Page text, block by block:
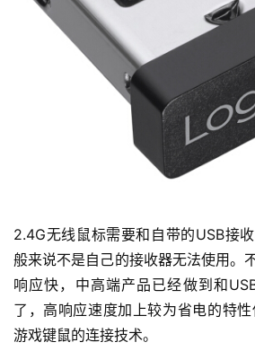
投
2.4G无线鼠标需要和自带的USB接
般来说不是自己的接收器无法使用。
响应快，中高端产品已经做到和
了，高响应速度加上较为省电的特
游戏键鼠的连接技术。